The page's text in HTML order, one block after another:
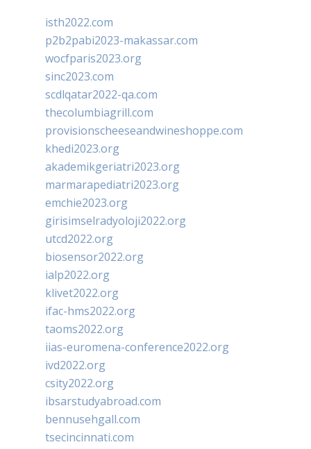
isth2022.com
p2b2pabi2023-makassar.com
wocfparis2023.org
sinc2023.com
scdlqatar2022-qa.com
thecolumbiagrill.com
provisionscheeseandwineshoppe.com
khedi2023.org
akademikgeriatri2023.org
marmarapediatri2023.org
emchie2023.org
girisimselradyoloji2022.org
utcd2022.org
biosensor2022.org
ialp2022.org
klivet2022.org
ifac-hms2022.org
taoms2022.org
iias-euromena-conference2022.org
ivd2022.org
csity2022.org
ibsarstudyabroad.com
bennusehgall.com
tsecincinnati.com